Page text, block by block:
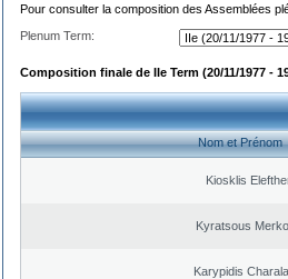
Pour consulter la composition des Assemblées
Plenum Term:
Composition finale de IIe Term (20/11/1977 -
Nom et Prénom
Kiosklis
Kyratsous
Karypidis